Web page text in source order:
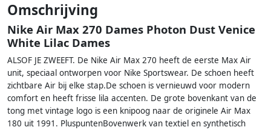
Omschrijving
Nike Air Max 270 Dames Photon Dust Venice
White Lilac Dames
ALSOF JE ZWEEFT. De Nike Air Max 270 heeft de eerste Max Air
unit, speciaal ontworpen voor Nike Sportswear. De schoen heeft
zichtbare Air bij elke stap.De schoen is vernieuwd voor modern
comfort en heeft frisse lila accenten. De grote bovenkant van de
tong met vintage logo is een knipoog naar de originele Air Max
180 uit 1991. PluspuntenBovenwerk van textiel en synthetisch